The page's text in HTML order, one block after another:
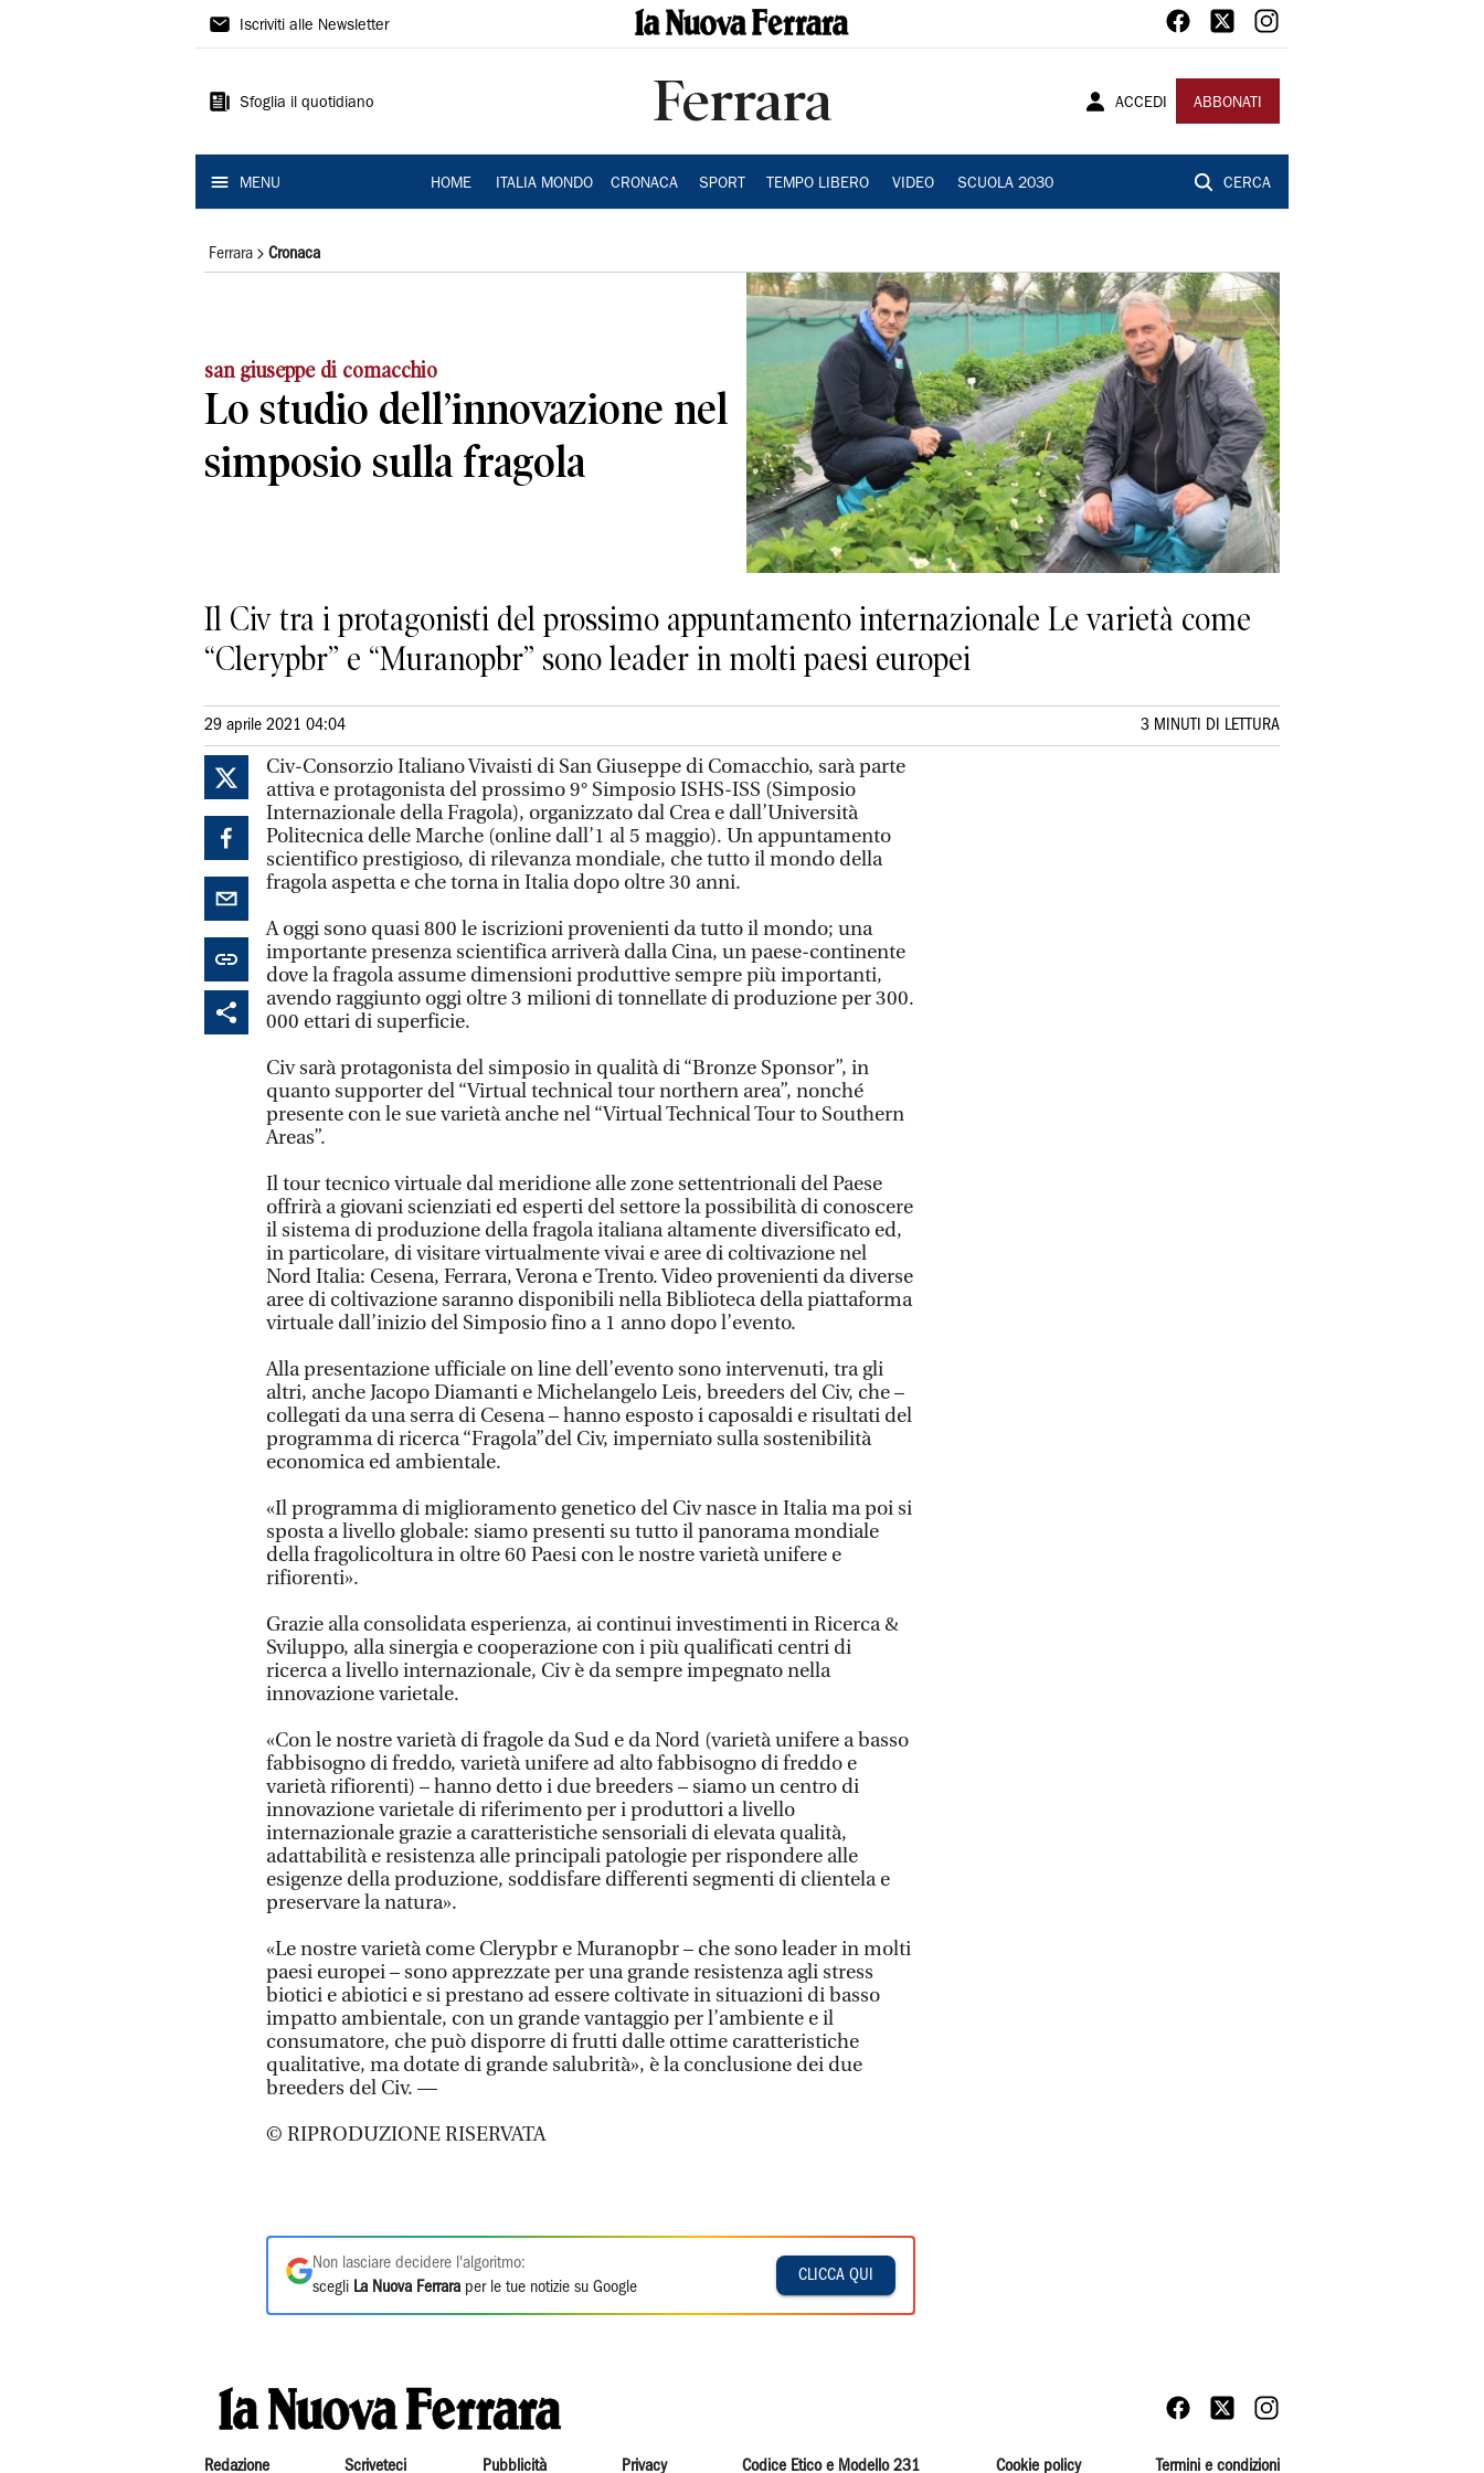
La
Ferrara
Iscriviti alle Newsletter
Sfoglia il quotidiano Ferrara ACCEDI ABBONATI
MENU HOME ITALIA MONDO CRONACA SPORT TEMPO LIBERO VIDEO SCUOLA 2030 CERCA
Ferrara Cronaca
san giuseppe di comacchio
Lo studio dell’innovazione nel
simposio sulla fragola
Il Civ tra i protagonisti del prossimo appuntamento internazionale Le varietà come
“Clerypbr” e “Muranopbr” sono leader in molti paesi europei
29 aprile 2021 04:04 3 MINUTI DI LETTURA
Civ-Consorzio Italiano Vivaisti di San Giuseppe di Comacchio, sarà parte
attiva e protagonista del prossimo 9° Simposio ISHS-ISS (Simposio
Internazionale della Fragola), organizzato dal Crea e dall’Università
Politecnica delle Marche (online dall’1 al 5 maggio). Un appuntamento
scientifico prestigioso, di rilevanza mondiale, che tutto il mondo della
fragola aspetta e che torna in Italia dopo oltre 30 anni.
A oggi sono quasi 800 le iscrizioni provenienti da tutto il mondo; una
importante presenza scientifica arriverà dalla Cina, un paese-continente
dove la fragola assume dimensioni produttive sempre più importanti,
avendo raggiunto oggi oltre 3 milioni di tonnellate di produzione per 300.
000 ettari di superficie.
Civ sarà protagonista del simposio in qualità di “Bronze Sponsor”, in
quanto supporter del “Virtual technical tour northern area”, nonché
presente con le sue varietà anche nel “Virtual Technical Tour to Southern
Areas”.
Il tour tecnico virtuale dal meridione alle zone settentrionali del Paese
offrirà a giovani scienziati ed esperti del settore la possibilità di conoscere
il sistema di produzione della fragola italiana altamente diversificato ed,
in particolare, di visitare virtualmente vivai e aree di coltivazione nel
Nord Italia: Cesena, Ferrara, Verona e Trento. Video provenienti da diverse
aree di coltivazione saranno disponibili nella Biblioteca della piattaforma
virtuale dall’inizio del Simposio fino a 1 anno dopo l’evento.
Alla presentazione ufficiale on line dell’evento sono intervenuti, tra gli
altri, anche Jacopo Diamanti e Michelangelo Leis, breeders del Civ, che –
collegati da una serra di Cesena – hanno esposto i caposaldi e risultati del
programma di ricerca “Fragola”del Civ, imperniato sulla sostenibilità
economica ed ambientale.
«Il programma di miglioramento genetico del Civ nasce in Italia ma poi si
sposta a livello globale: siamo presenti su tutto il panorama mondiale
della fragolicoltura in oltre 60 Paesi con le nostre varietà unifere e
rifiorenti».
Grazie alla consolidata esperienza, ai continui investimenti in Ricerca &
Sviluppo, alla sinergia e cooperazione con i più qualificati centri di
ricerca a livello internazionale, Civ è da sempre impegnato nella
innovazione varietale.
«Con le nostre varietà di fragole da Sud e da Nord (varietà unifere a basso
fabbisogno di freddo, varietà unifere ad alto fabbisogno di freddo e
varietà rifiorenti) – hanno detto i due breeders – siamo un centro di
innovazione varietale di riferimento per i produttori a livello
internazionale grazie a caratteristiche sensoriali di elevata qualità,
adattabilità e resistenza alle principali patologie per rispondere alle
esigenze della produzione, soddisfare differenti segmenti di clientela e
preservare la natura».
«Le nostre varietà come Clerypbr e Muranopbr – che sono leader in molti
paesi europei – sono apprezzate per una grande resistenza agli stress
biotici e abiotici e si prestano ad essere coltivate in situazioni di basso
impatto ambientale, con un grande vantaggio per l’ambiente e il
consumatore, che può disporre di frutti dalle ottime caratteristiche
qualitative, ma dotate di grande salubrità», è la conclusione dei due
breeders del Civ. —
© RIPRODUZIONE RISERVATA
Non lasciare decidere l'algoritmo:
scegli La Nuova Ferrara per le tue notizie su Google
CLICCA QUI
Redazione Scriveteci Pubblicità Privacy Codice Etico e Modello 231 Cookie policy Termini e condizioni